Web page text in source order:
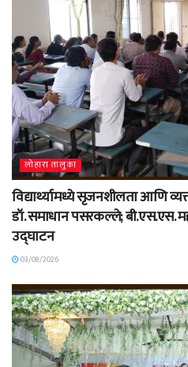
लोहारा तालुका
विद्यार्थ्यामध्ये सृजनशीलता आणि
डॉ. समाधान पसरकल्ले; बी.एस.एस.
उद्घाटन
03/08/2026